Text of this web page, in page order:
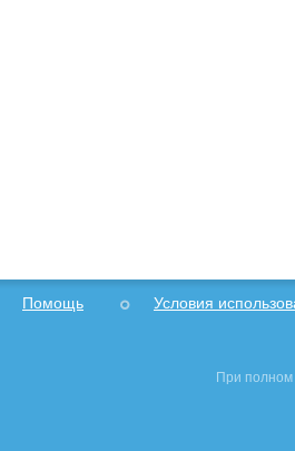
Помощь Условия
При полном